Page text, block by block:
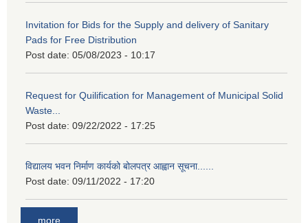
Invitation for Bids for the Supply and delivery of Sanitary
Pads for Free Distribution
Post date: 05/08/2023 - 10:17
Request for Quilification for Management of Municipal Solid
Waste...
Post date: 09/22/2022 - 17:25
विद्यालय भवन निर्माण कार्यको बोलपत्र आह्वान सूचना......
Post date: 09/11/2022 - 17:20
more